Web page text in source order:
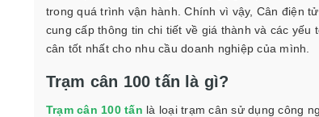
trong quá trình vận hành. Chính vì vậy, Cân điện
cung cấp thông tin chi tiết về giá thành và các
cân tốt nhất cho nhu cầu doanh nghiệp của mình.
Trạm cân 100 tấn là gì?
Trạm cân 100 tấn là loại trạm cân sử dụng công